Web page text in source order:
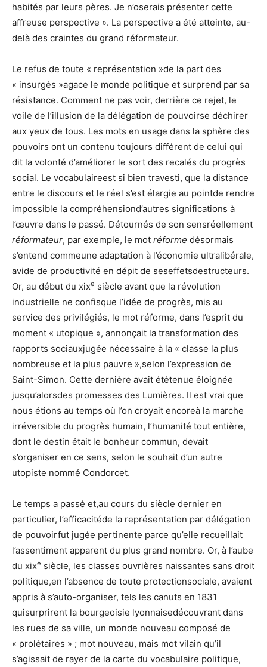
habités par leurs pères. Je n’oserais présenter cette
affreuse perspective ». La perspective a été atteinte, au-
delà des craintes du grand réformateur.
Le refus de toute « représentation »de la part des
« insurgés »agace le monde politique et surprend par sa
résistance. Comment ne pas voir, derrière ce rejet, le
voile de l’illusion de la délégation de pouvoirse déchirer
aux yeux de tous. Les mots en usage dans la sphère des
pouvoirs ont un contenu toujours différent de celui qui
dit la volonté d’améliorer le sort des recalés du progrès
social. Le vocabulaireest si bien travesti, que la distance
entre le discours et le réel s’est élargie au pointde rendre
impossible la compréhensiond’autres significations à
l’œuvre dans le passé. Détournés de son sensréellement
réformateur, par exemple, le mot réforme désormais
s’entend commeune adaptation à l’économie ultralibérale,
avide de productivité en dépit de seseffetsdestructeurs.
Or, au début du xixe siècle avant que la révolution
industrielle ne confisque l’idée de progrès, mis au
service des privilégiés, le mot réforme, dans l’esprit du
moment « utopique », annonçait la transformation des
rapports sociauxjugée nécessaire à la « classe la plus
nombreuse et la plus pauvre »,selon l’expression de
Saint-Simon. Cette dernière avait ététenue éloignée
jusqu’alorsdes promesses des Lumières. Il est vrai que
nous étions au temps où l’on croyait encoreà la marche
irréversible du progrès humain, l’humanité tout entière,
dont le destin était le bonheur commun, devait
s’organiser en ce sens, selon le souhait d’un autre
utopiste nommé Condorcet.
Le temps a passé et,au cours du siècle dernier en
particulier, l’efficacitéde la représentation par délégation
de pouvoirfut jugée pertinente parce qu’elle recueillait
l’assentiment apparent du plus grand nombre. Or, à l’aube
du xixe siècle, les classes ouvrières naissantes sans droit
politique,en l’absence de toute protectionsociale, avaient
appris à s’auto-organiser, tels les canuts en 1831
quisurprirent la bourgeoisie lyonnaisedécouvrant dans
les rues de sa ville, un monde nouveau composé de
« prolétaires » ; mot nouveau, mais mot vilain qu’il
s’agissait de rayer de la carte du vocabulaire politique,